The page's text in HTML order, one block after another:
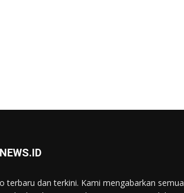
terbaru dan terkini. Kami mengabarkan semua